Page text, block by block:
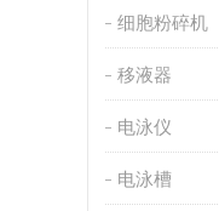
细胞粉碎机
移液器
电泳仪
电泳槽